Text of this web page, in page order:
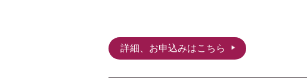
詳細、お申込みはこちら